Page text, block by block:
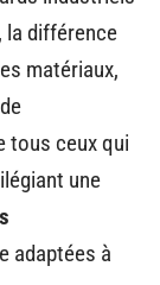
la différence
matériaux,
tous ceux qui
une
adaptées à